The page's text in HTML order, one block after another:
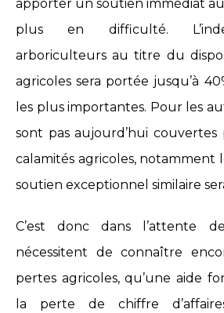
apporter un soutien immédiat
plus en difficulté.
arboriculteurs au titre du
agricoles sera portée jusqu’à
les plus importantes. Pour les
sont pas aujourd’hui
calamités agricoles, notamment
soutien exceptionnel similaire
C’est donc dans l’attente
nécessitent de connaître
pertes agricoles, qu’une aide
la perte de chiffre